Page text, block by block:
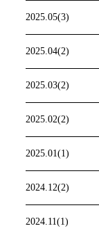
2025.05(3)
2025.04(2)
2025.03(2)
2025.02(2)
2025.01(1)
2024.12(2)
2024.11(1)